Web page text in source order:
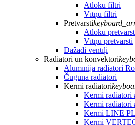
Atloku filtri
Vītņu filtri
Pretvārsti
Atloku
Vītņu pretvārsti
Dažādi ventīļi
Radiatori un konvektori
Alumīnija radiatori
Čuguna radiatori
Kermi radiatori
Kermi radiatori
Kermi radiatori
Kermi LINE
Kermi